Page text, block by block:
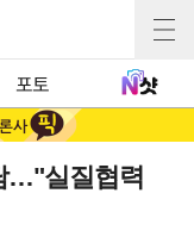
포토
…"실질협력